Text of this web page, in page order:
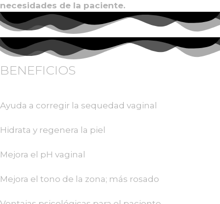
necesidades de la paciente.
BENEFICIOS
Ayuda a corregir la sequedad vaginal
Hidrata y regenera la piel
Mejora el pH vaginal
Mejora el tono de la zona; más rosado